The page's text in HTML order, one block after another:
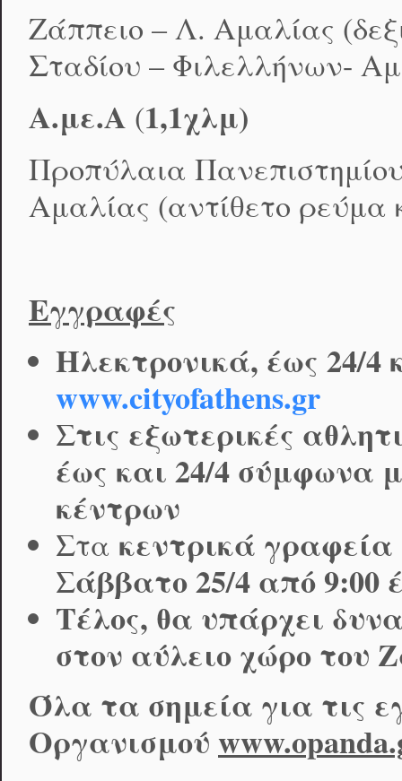
Ζάππειο – Λ. Αμαλίας
Σταδίου – Φιλελλήνων-
Α.με.Α (1,1χλμ)
Προπύλαια
Αμαλίας (αντίθετο ρεύμα
Εγγραφές
Ηλεκτρονικά, έως 24/4
www.cityofathens.gr
Στις εξωτερικές
έως και 24/4 σύμφωνα
κέντρων
Στα κεντρικά
Σάββατο 25/4 από 9:00
Τέλος, θα υπάρχει
στον αύλειο χώρο του
Όλα τα σημεία για τις
Οργανισμού